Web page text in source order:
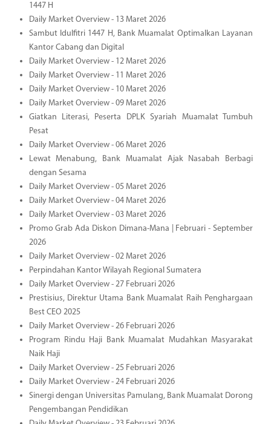
1447 H
Daily Market Overview - 13 Maret 2026
Sambut Idulfitri 1447 H, Bank Muamalat Optimalkan Layanan
Kantor Cabang dan Digital
Daily Market Overview - 12 Maret 2026
Daily Market Overview - 11 Maret 2026
Daily Market Overview - 10 Maret 2026
Daily Market Overview - 09 Maret 2026
Giatkan Literasi, Peserta DPLK Syariah Muamalat Tumbuh
Pesat
Daily Market Overview - 06 Maret 2026
Lewat Menabung, Bank Muamalat Ajak Nasabah Berbagi
dengan Sesama
Daily Market Overview - 05 Maret 2026
Daily Market Overview - 04 Maret 2026
Daily Market Overview - 03 Maret 2026
Promo Grab Ada Diskon Dimana-Mana | Februari - September
2026
Daily Market Overview - 02 Maret 2026
Perpindahan Kantor Wilayah Regional Sumatera
Daily Market Overview - 27 Februari 2026
Prestisius, Direktur Utama Bank Muamalat Raih Penghargaan
Best CEO 2025
Daily Market Overview - 26 Februari 2026
Program Rindu Haji Bank Muamalat Mudahkan Masyarakat
Naik Haji
Daily Market Overview - 25 Februari 2026
Daily Market Overview - 24 Februari 2026
Sinergi dengan Universitas Pamulang, Bank Muamalat Dorong
Pengembangan Pendidikan